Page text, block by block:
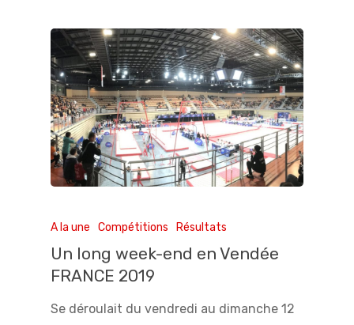
A la une Compétitions Résultats
Un long week-end en Vendée
FRANCE 2019
Se déroulait du vendredi au dimanche 12